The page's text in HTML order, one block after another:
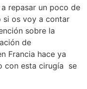
repasar un poco de
si os voy a contar
sobre la
de
Francia hace ya
con esta cirugía se